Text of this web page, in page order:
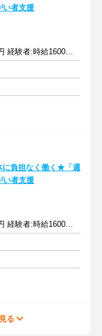
い者支援
未経験:時給1400～2100円 経験者:時給1600～2400円+交通費全額
に負担なく働く★「週
い者支援
未経験:時給1400～2100円 経験者:時給1600～2400円+交通費全額
る